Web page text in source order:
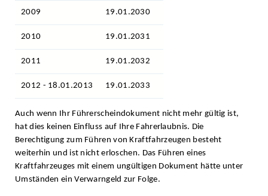
2009 19.01.2030
2010 19.01.2031
2011 19.01.2032
2012 - 18.01.2013 19.01.2033
Auch wenn Ihr Führerscheindokument nicht mehr gültig ist,
hat dies keinen Einfluss auf Ihre Fahrerlaubnis. Die
Berechtigung zum Führen von Kraftfahrzeugen besteht
weiterhin und ist nicht erloschen. Das Führen eines
Kraftfahrzeuges mit einem ungültigen Dokument hätte unter
Umständen ein Verwarngeld zur Folge.